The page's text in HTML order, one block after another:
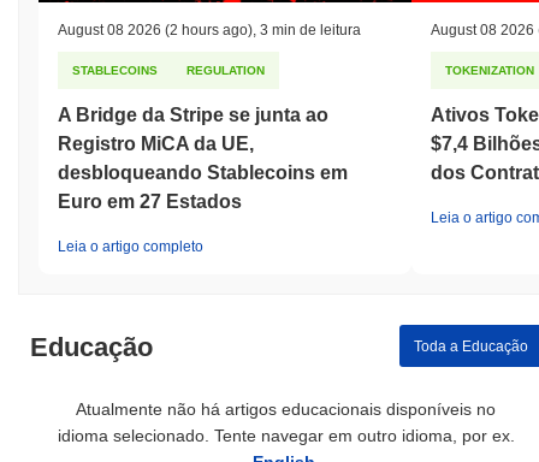
August 08 2026 (2 hours ago), 3 min de leitura
STABLECOINS REGULATION
A Bridge da Stripe se junta ao
Registro MiCA da UE,
desbloqueando Stablecoins em
Euro em 27 Estados
Leia o artigo completo
August 08 2026
TOKENIZATION
Ativos
$7,4
dos
Leia o artigo
Educação Toda a Educação
Atualmente não há artigos educacionais disponíveis no
idioma selecionado. Tente navegar em outro idioma, por ex.